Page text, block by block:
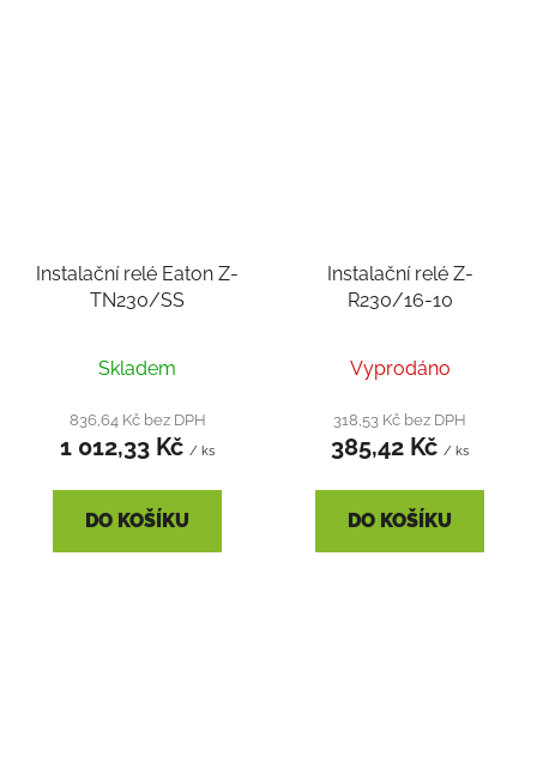
Instalační relé Eaton Z-
TN230/SS
Skladem
836,64 Kč bez DPH
1 012,33 Kč / ks
DO KOŠÍKU
Instalační relé Z-
R230/16-10
Vyprodáno
318,53 Kč bez DPH
385,42 Kč / ks
DO KOŠÍKU